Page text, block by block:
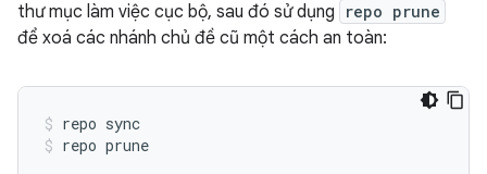
thư mục làm việc cục bộ, sau đó sử dụng
repo prune
để xoá các nhánh chủ đề cũ một cách an toàn:
repo sync
repo prune